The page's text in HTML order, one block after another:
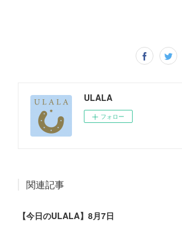
ULALA
フォロー
関連記事
【今日のULALA】8月7日